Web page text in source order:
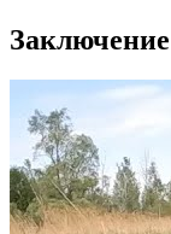
Заключение